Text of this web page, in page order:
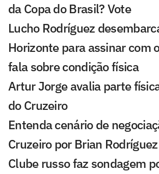
da Copa do Brasil? Vote
Lucho Rodríguez
Horizonte para assinar com
fala sobre condição física
Artur Jorge avalia parte
do Cruzeiro
Entenda cenário de
Cruzeiro por Brian Rodríguez
Clube russo faz sondagem